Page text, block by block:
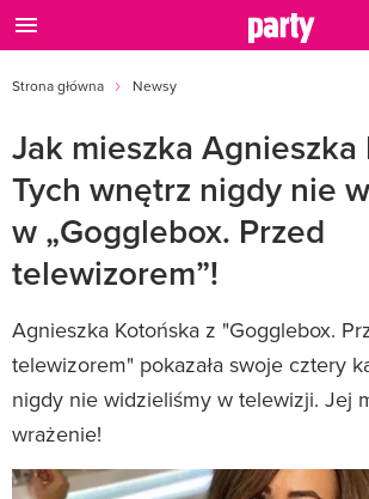
Strona główna Newsy
Jak mieszka Agnieszka
Tych wnętrz nigdy nie
w „Gogglebox. Przed
telewizorem”!
Agnieszka Kotońska z "Gogglebox.
telewizorem" pokazała swoje cztery
nigdy nie widzieliśmy w telewizji. Jej
wrażenie!